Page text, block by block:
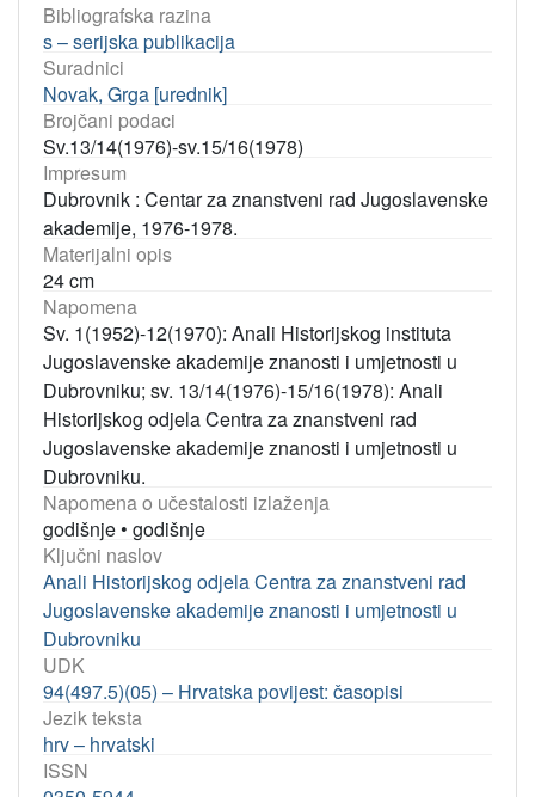
Bibliografska razina
s – serijska publikacija
Suradnici
Novak, Grga [urednik]
Brojčani podaci
Sv.13/14(1976)-sv.15/16(1978)
Impresum
Dubrovnik : Centar za znanstveni rad Jugoslavenske
akademije, 1976-1978.
Materijalni opis
24 cm
Napomena
Sv. 1(1952)-12(1970): Anali Historijskog instituta
Jugoslavenske akademije znanosti i umjetnosti u
Dubrovniku; sv. 13/14(1976)-15/16(1978): Anali
Historijskog odjela Centra za znanstveni rad
Jugoslavenske akademije znanosti i umjetnosti u
Dubrovniku.
Napomena o učestalosti izlaženja
godišnje • godišnje
Ključni naslov
Anali Historijskog odjela Centra za znanstveni rad
Jugoslavenske akademije znanosti i umjetnosti u
Dubrovniku
UDK
94(497.5)(05) – Hrvatska povijest: časopisi
Jezik teksta
hrv – hrvatski
ISSN